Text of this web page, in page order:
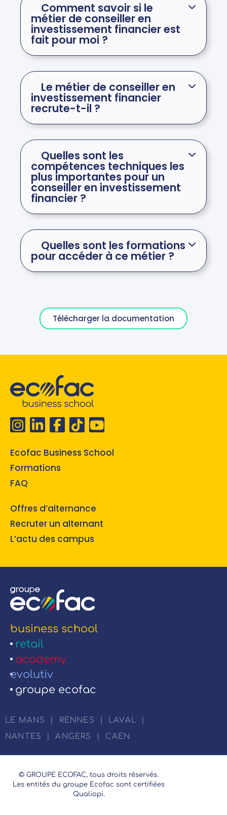
Comment savoir si le
métier de conseiller en
investissement financier est
fait pour moi ?
Le métier de conseiller en
investissement financier
recrute-t-il ?
Quelles sont les
compétences techniques les
plus importantes pour un
conseiller en investissement
financier ?
Quelles sont les formations
pour accéder à ce métier ?
Télécharger la documentation
Ecofac Business School
Formations
FAQ
Offres d’alternance
Recruter un alternant
L’actu des campus
business school
retail
academy
evolutiv
groupe ecofac
LE MANS RENNES LAVAL
NANTES
ANGERS CAEN
© GROUPE ECOFAC, tous droits réservés.
Les entités du groupe Ecofac sont certifiées
Qualiopi.